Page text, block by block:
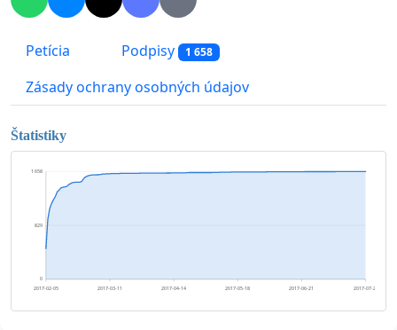
Petícia Podpisy 1 658
Zásady ochrany osobných údajov
Štatistiky
0
829
1 658
2017-02-05 2017-03-11 2017-04-14 2017-05-18 2017-06-21 2017-07-25